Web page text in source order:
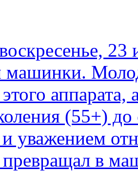
(55+) до
уважением
превращал в